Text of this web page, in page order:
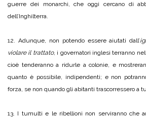
guerre dei monarchi, che oggi cercano di
dell’Inghilterra.
12. Adunque, non potendo essere aiutati dall’
violare il trattato, i governatori inglesi terranno
cioè tenderanno a ridurle a colonie, e
quanto è possibile, indipendenti; e non
forza, se non quando gli abitanti trascorressero a
13. I tumulti e le ribellioni non serviranno che